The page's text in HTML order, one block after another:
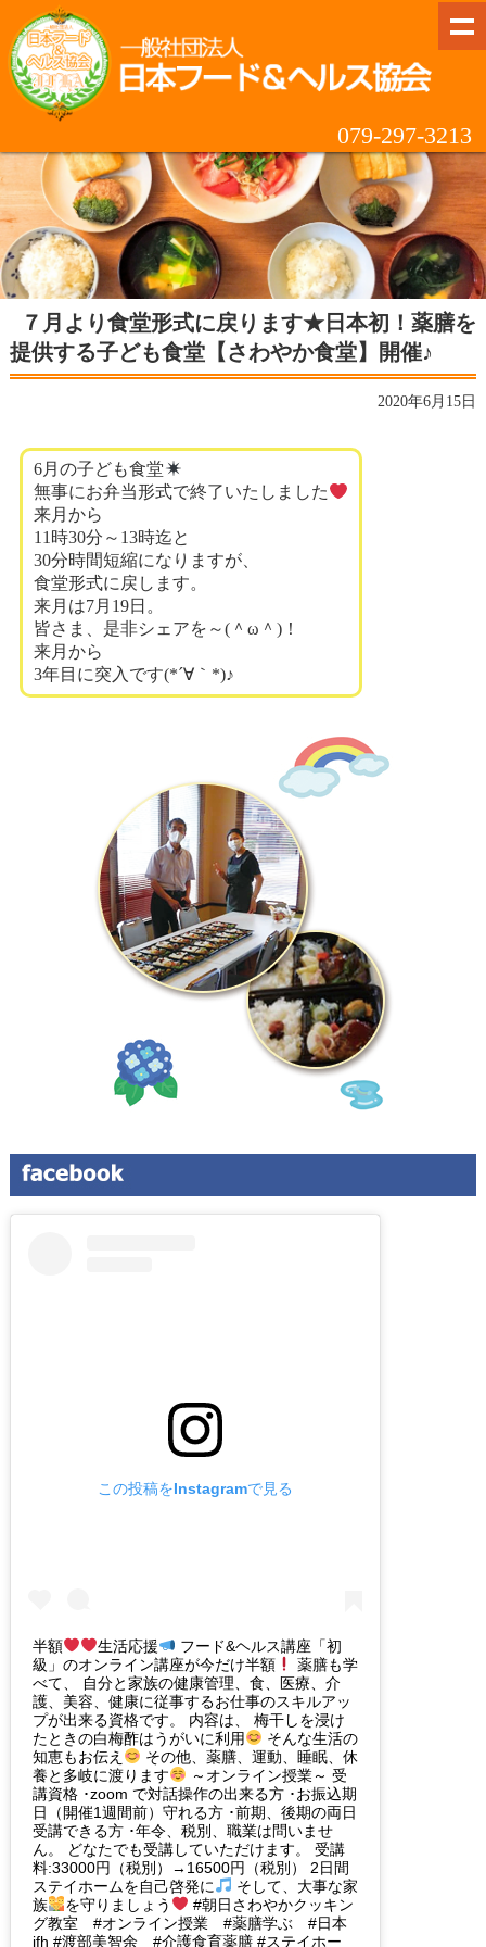
079-297-3213
７月より食堂形式に戻ります★日本初！薬膳を
提供する子ども食堂【さわやか食堂】開催♪
2020年6月15日
6月の子ども食堂
無事にお弁当形式で終了いたしました
来月から
11時30分～13時迄と
30分時間短縮になりますが、
食堂形式に戻します。
来月は7月19日。
皆さま、是非シェアを～(＾ω＾)！
来月から
3年目に突入です(*´∀｀*)♪
この投稿をInstagramで見る
半額 生活応援
フード&ヘルス講座「初
級」のオンライン講座が今だけ半額
薬膳も学
べて、 自分と家族の健康管理、食、医療、介
護、美容、健康に従事するお仕事のスキルアッ
プが出来る資格です。 内容は、 梅干しを浸け
たときの白梅酢はうがいに利用
そんな生活の
知恵もお伝え
その他、薬膳、運動、睡眠、休
養と多岐に渡ります
～オンライン授業～ 受
講資格 ･zoom で対話操作の出来る方 ･お振込期
日（開催1週間前）守れる方 ･前期、後期の両日
受講できる方 ･年令、税別、職業は問いませ
ん。 どなたでも受講していただけます。 受講
料:33000円（税別）→16500円（税別） 2日間
ステイホームを自己啓発に
そして、大事な家
族
を守りましょう
#朝日さわやかクッキン
グ教室 #オンライン授業 #薬膳学ぶ #日本
jfh #渡部美智余 #介護食育薬膳 #ステイホー